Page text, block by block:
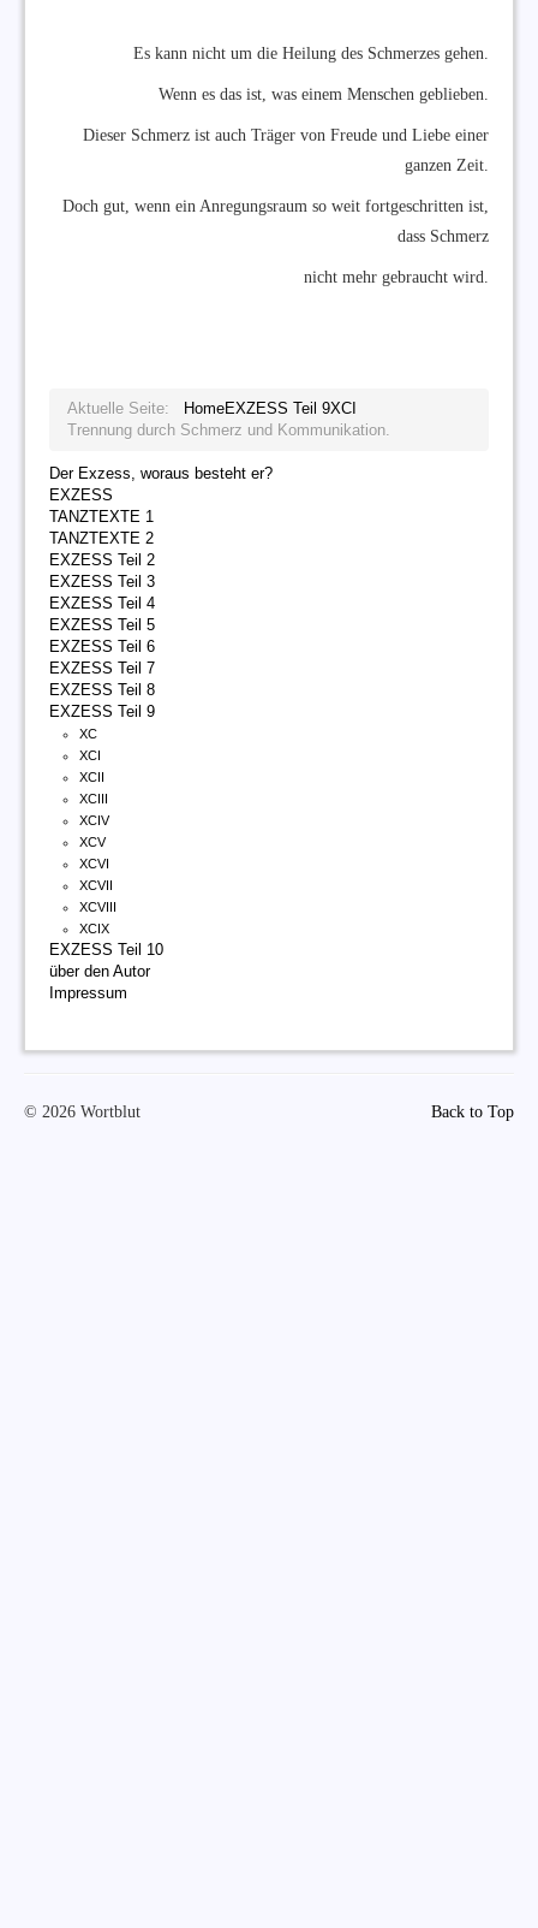
Es kann nicht um die Heilung des Schmerzes gehen.
Wenn es das ist, was einem Menschen geblieben.
Dieser Schmerz ist auch Träger von Freude und Liebe einer
ganzen Zeit.
Doch gut, wenn ein Anregungsraum so weit fortgeschritten ist,
dass Schmerz
nicht mehr gebraucht wird.
Aktuelle Seite: HomeEXZESS Teil 9XCI
Trennung durch Schmerz und Kommunikation.
Der Exzess, woraus besteht er?
EXZESS
TANZTEXTE 1
TANZTEXTE 2
EXZESS Teil 2
EXZESS Teil 3
EXZESS Teil 4
EXZESS Teil 5
EXZESS Teil 6
EXZESS Teil 7
EXZESS Teil 8
EXZESS Teil 9
XC
XCI
XCII
XCIII
XCIV
XCV
XCVI
XCVII
XCVIII
XCIX
EXZESS Teil 10
über den Autor
Impressum
Back to Top
© 2026 Wortblut